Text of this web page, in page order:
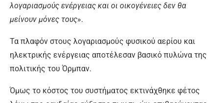
λογαριασμούς ενέργειας και οι οικογένειες δεν θα
μείνουν μόνες τους».
Τα πλαφόν στους λογαριασμούς φυσικού αερίου και
ηλεκτρικής ενέργειας αποτέλεσαν βασικό πυλώνα της
πολιτικής του Όρμπαν.
Όμως το κόστος του συστήματος εκτινάχθηκε φέτος